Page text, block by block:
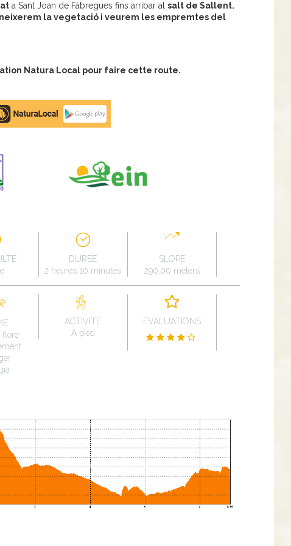
a Sant Joan de Fàbregues fins arribar al salt de Sallent.
la vegetació i veurem les empremtes del
Natura Local pour faire cette route.
DURÉE
2 heures 10 minutes
SLOPE
290.00 meters
flore
ACTIVITÉ
À pied
ÉVALUATIONS